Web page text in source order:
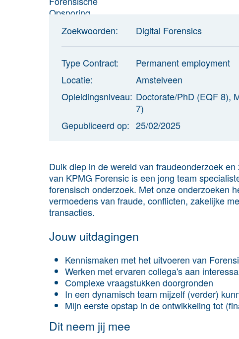
Zoekwoorden: Digital Forensics
Type Contract:
Permanent employment
Locatie:
Amstelveen
Opleidingsniveau: Doctorate/PhD (EQF 8),
7)
Gepubliceerd op: 25/02/2025
Duik diep in de wereld van fraudeonderzoek
van KPMG Forensic is een jong team
forensisch onderzoek. Met onze onderzoeken
vermoedens van fraude, conflicten, zakelijke
transacties.
Jouw uitdagingen
Kennismaken met het uitvoeren van
Werken met ervaren collega's aan
Complexe vraagstukken doorgronden
In een dynamisch team mijzelf (verder)
Mijn eerste opstap in de ontwikkeling tot
Dit neem jij mee